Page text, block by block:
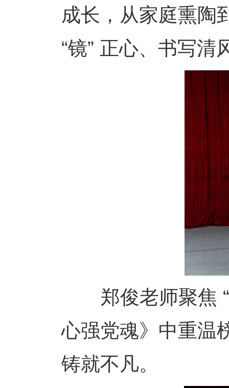
成长，从家庭熏陶
“镜” 正心、书写清
郑俊老师聚焦 “
心强党魂》中重温
铸就不凡。